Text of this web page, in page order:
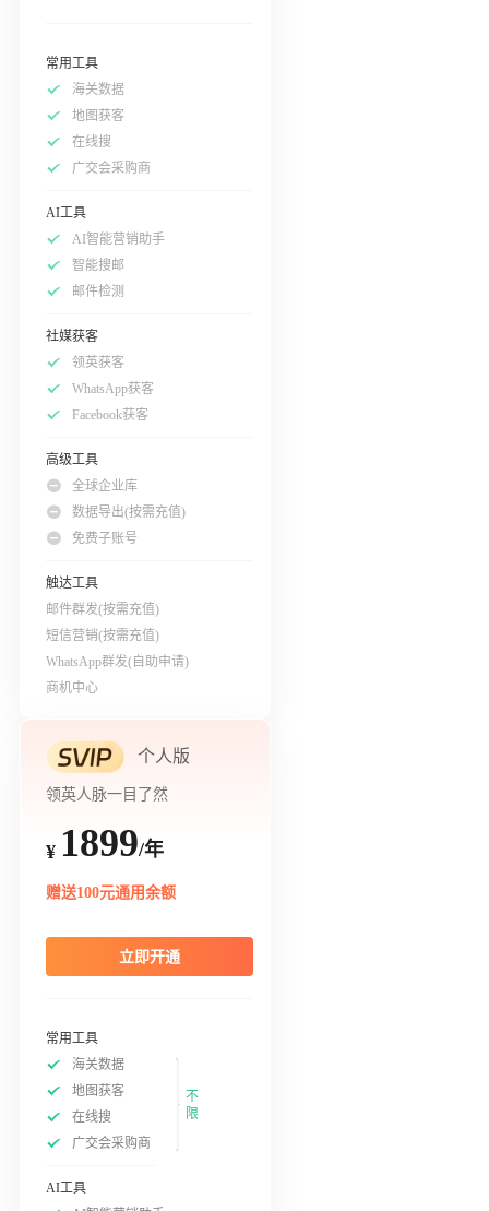
常用工具
海关数据
地图获客
在线搜
广交会采购商
AI工具
AI智能营销助手
智能搜邮
邮件检测
社媒获客
领英获客
WhatsApp获客
Facebook获客
高级工具
全球企业库
数据导出(按需充值)
免费子账号
触达工具
邮件群发(按需充值)
短信营销(按需充值)
WhatsApp群发(自助申请)
商机中心
个人版
领英人脉一目了然
¥ 1899/年
赠送100元通用余额
立即开通
常用工具
海关数据
地图获客
在线搜
广交会采购商
不
限
AI工具